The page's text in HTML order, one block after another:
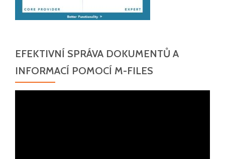
EFEKTIVNÍ SPRÁVA DOKUMENTŮ A
INFORMACÍ POMOCÍ M-FILES